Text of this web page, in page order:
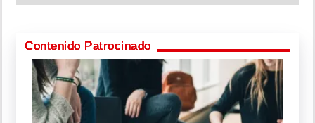
Contenido Patrocinado